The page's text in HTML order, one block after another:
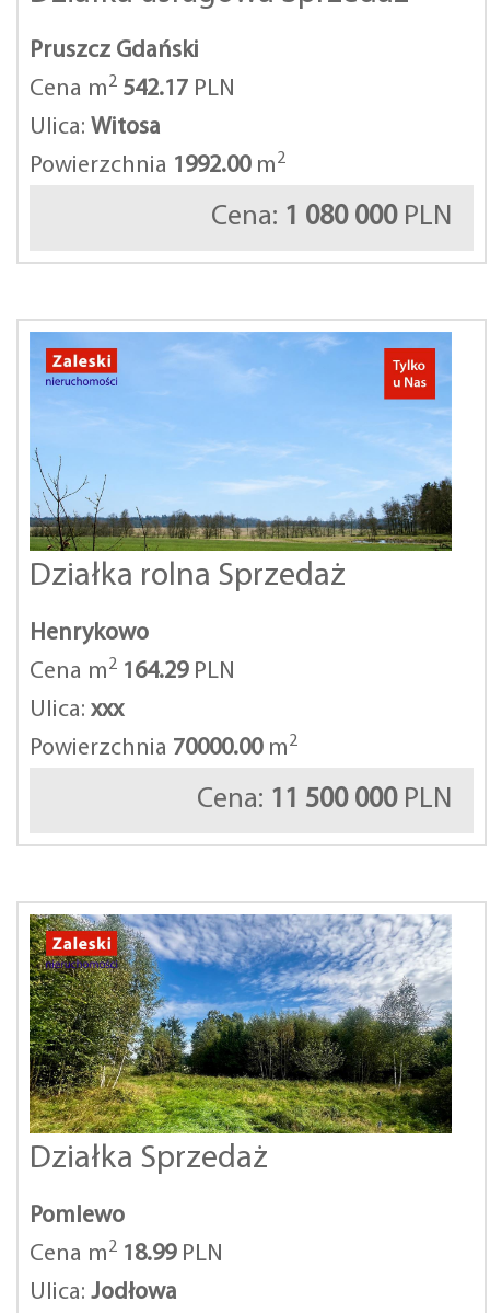
Pruszcz Gdański
Cena m2 542.17 PLN
Ulica:Witosa
Powierzchnia 1992.00m2
Cena: 1 080 000PLN
Działka rolna Sprzedaż
Henrykowo
Cena m2 164.29PLN
Ulica:xxx
Powierzchnia 70000.00m2
Cena: 11 500 000PLN
Działka Sprzedaż
Pomlewo
Cena m2 18.99PLN
Ulica:Jodłowa